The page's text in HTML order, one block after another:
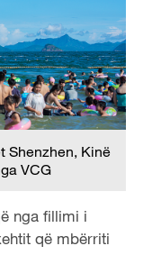
Shenzhen, Kinë
VCG
nga fillimi i
që mbërriti